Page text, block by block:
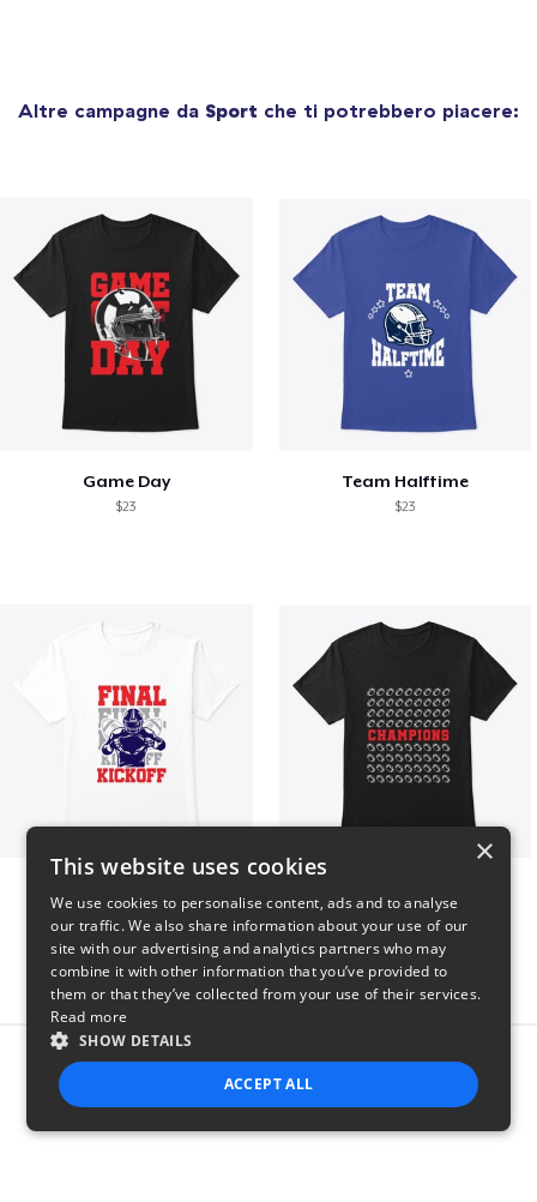
Altre campagne da Sport che ti potrebbero piacere:
Game Day
$23
Team Halftime
$23
Report this product
×
This website uses cookies
We use cookies to personalise content, ads and to analyse
our traffic. We also share information about your use of our
site with our advertising and analytics partners who may
combine it with other information that you’ve provided to
them or that they’ve collected from your use of their services.
Read more
SHOW DETAILS
ACCEPT ALL
STRICTLY NECESSARY PERFORMANCE